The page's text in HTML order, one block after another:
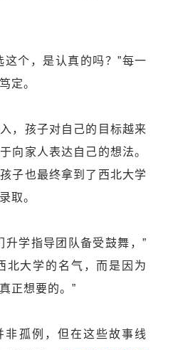
这个，是认真的吗？”每一
定。
，孩子对自己的目标越来
向家人表达自己的想法。
子也最终拿到了西北大学
取。
升学指导团队备受鼓舞，”
北大学的名气，而是因为
正想要的。”
非孤例，但在这些故事线